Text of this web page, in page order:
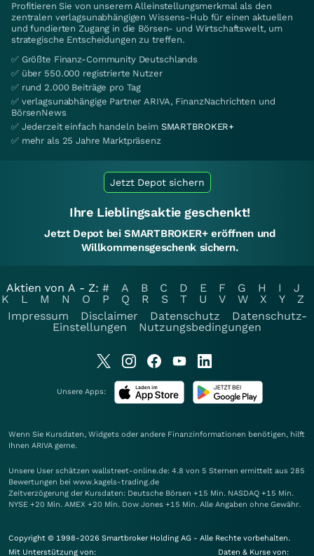
Profitieren Sie von unserem Alleinstellungsmerkmal als den
zentralen verlagsunabhängigen Wissens-Hub für einen aktuellen
und fundierten Zugang in die Börsen- und Wirtschaftswelt, um
strategische Entscheidungen zu treffen.
✅ Größte Finanz-Community Deutschlands
✅ über 550.000 registrierte Nutzer
✅ rund 2.000 Beiträge pro Tag
✅ verlagsunabhängige Partner ARIVA, FinanzNachrichten und
BörsenNews
✅ Jederzeit einfach handeln beim SMARTBROKER+
✅ mehr als 25 Jahre Marktpräsenz
Jetzt Depot sichern
Ihre Lieblingsaktie geschenkt!
Jetzt Depot bei SMARTBROKER+ eröffnen und
Willkommensgeschenk sichern.
Aktien von A - Z: # A B C D E F G H I
J
K
L M N O P Q R S T U V W X Y
Z
Impressum
Disclaimer Datenschutz
Datenschutz-
Einstellungen
Nutzungsbedingungen
Unsere Apps:
Wenn Sie Kursdaten, Widgets oder andere Finanzinformationen benötigen, hilft
Ihnen ARIVA gerne.
Unsere User schätzen wallstreet-online.de: 4.8 von 5 Sternen ermittelt aus 285
Bewertungen bei www.kagels-trading.de
Zeitverzögerung der Kursdaten: Deutsche Börsen +15 Min. NASDAQ +15 Min.
NYSE +20 Min. AMEX +20 Min. Dow Jones +15 Min. Alle Angaben ohne Gewähr.
Copyright © 1998-2026 Smartbroker Holding AG - Alle Rechte vorbehalten.
Mit Unterstützung von:
Daten & Kurse von: